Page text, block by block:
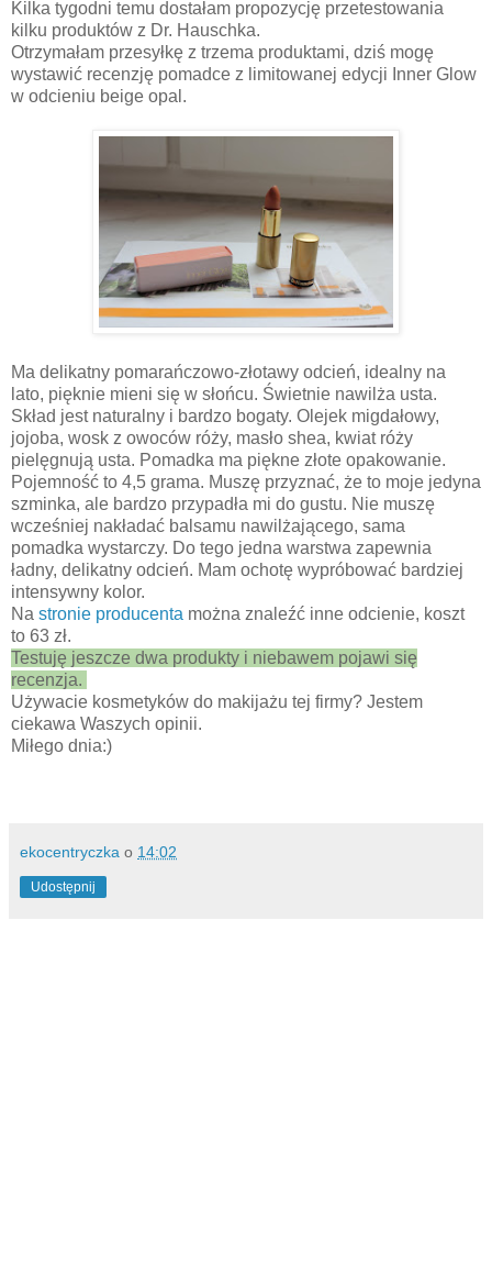
Kilka tygodni temu dostałam propozycję przetestowania
kilku produktów z Dr. Hauschka.
Otrzymałam przesyłkę z trzema produktami, dziś mogę
wystawić recenzję pomadce z limitowanej edycji Inner Glow
w odcieniu beige opal.
Ma delikatny pomarańczowo-złotawy odcień, idealny na
lato, pięknie mieni się w słońcu. Świetnie nawilża usta.
Skład jest naturalny i bardzo bogaty. Olejek migdałowy,
jojoba, wosk z owoców róży, masło shea, kwiat róży
pielęgnują usta. Pomadka ma piękne złote opakowanie.
Pojemność to 4,5 grama. Muszę przyznać, że to moje jedyna
szminka, ale bardzo przypadła mi do gustu. Nie muszę
wcześniej nakładać balsamu nawilżającego, sama
pomadka wystarczy. Do tego jedna warstwa zapewnia
ładny, delikatny odcień. Mam ochotę wypróbować bardziej
intensywny kolor.
Na stronie producenta można znaleźć inne odcienie, koszt
to 63 zł.
Testuję jeszcze dwa produkty i niebawem pojawi się
recenzja.
Używacie kosmetyków do makijażu tej firmy? Jestem
ciekawa Waszych opinii.
Miłego dnia:)
ekocentryczka o 14:02
Udostępnij